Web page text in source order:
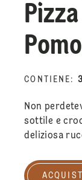
CONTIENE :
Non
sottile e
deliziosa